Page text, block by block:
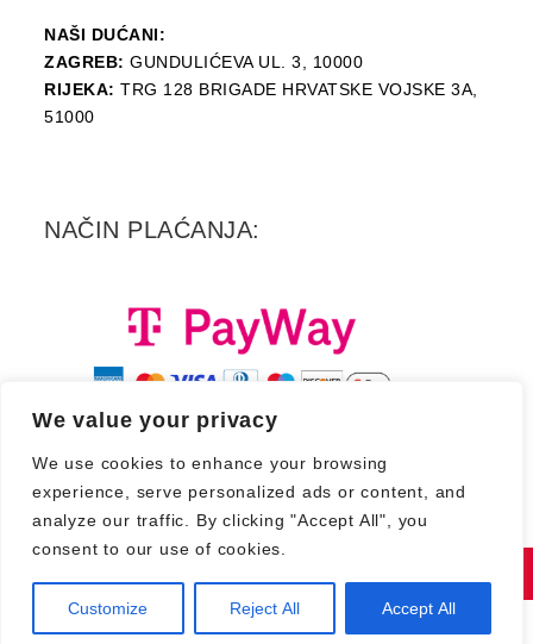
We value your privacy
We use cookies to enhance your browsing
experience, serve personalized ads or content, and
analyze our traffic. By clicking "Accept All", you
consent to our use of cookies.
Customize Reject All Accept All
NAŠI DUĆANI:
ZAGREB: GUNDULIĆEVA UL. 3, 10000
RIJEKA: TRG 128 BRIGADE HRVATSKE VOJSKE 3A,
51000
NAČIN PLAĆANJA: